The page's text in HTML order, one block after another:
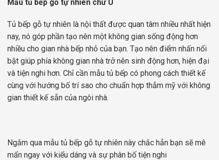
Mẫu tủ bếp gỗ tự nhiên chữ U
Tủ bếp gỗ tự nhiên là nội thất được quan tâm nhiều nhất hiện
nay, nó góp phần tạo nên một không gian sống động hơn
nhiều cho gian nhà bếp nhỏ của bạn. Tạo nên điểm nhấn nổi
bật giúp phía không gian nhà trở nên sinh động hơn, hiện đại
và tiện nghi hơn. Chỉ cần mẫu tủ bếp có phong cách thiết kế
cùng với hướng bố trí sao cho chuẩn hợp thẫm mỹ với không
gian thiết kế sẵn của ngôi nhà.
Ngắm qua mẫu tủ bếp gỗ tự nhiên này chắc hẳn bạn sẽ mê
mẩn ngay với kiểu dáng và sự phân bố tiện nghi